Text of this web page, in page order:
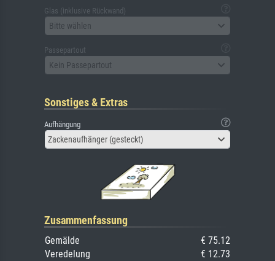
Glas (inklusive Rückwand)
Bitte wählen
Passepartout
Kein Passepartout
Sonstiges & Extras
Aufhängung
Zackenaufhänger (gesteckt)
Zusammenfassung
Gemälde
€ 75.12
Veredelung
€ 12.73